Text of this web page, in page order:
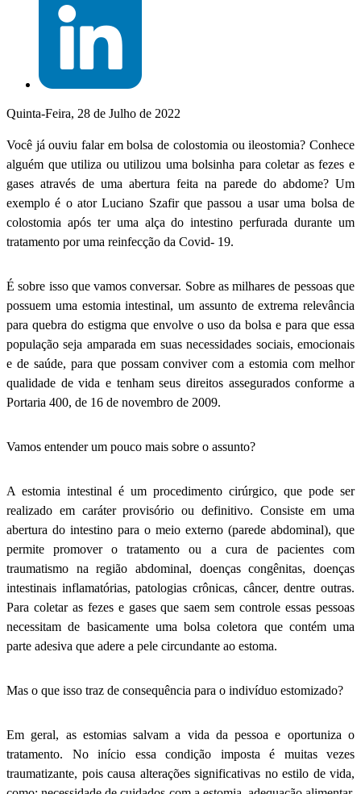
Quinta-Feira, 28 de Julho de 2022
Você já ouviu falar em bolsa de colostomia ou ileostomia? Conhece
alguém que utiliza ou utilizou uma bolsinha para coletar as fezes e
gases através de uma abertura feita na parede do abdome? Um
exemplo é o ator Luciano Szafir que passou a usar uma bolsa de
colostomia após ter uma alça do intestino perfurada durante um
tratamento por uma reinfecção da Covid- 19.
É sobre isso que vamos conversar. Sobre as milhares de pessoas que
possuem uma estomia intestinal, um assunto de extrema relevância
para quebra do estigma que envolve o uso da bolsa e para que essa
população seja amparada em suas necessidades sociais, emocionais
e de saúde, para que possam conviver com a estomia com melhor
qualidade de vida e tenham seus direitos assegurados conforme a
Portaria 400, de 16 de novembro de 2009.
Vamos entender um pouco mais sobre o assunto?
A estomia intestinal é um procedimento cirúrgico, que pode ser
realizado em caráter provisório ou definitivo. Consiste em uma
abertura do intestino para o meio externo (parede abdominal), que
permite promover o tratamento ou a cura de pacientes com
traumatismo na região abdominal, doenças congênitas, doenças
intestinais inflamatórias, patologias crônicas, câncer, dentre outras.
Para coletar as fezes e gases que saem sem controle essas pessoas
necessitam de basicamente uma bolsa coletora que contém uma
parte adesiva que adere a pele circundante ao estoma.
Mas o que isso traz de consequência para o indivíduo estomizado?
Em geral, as estomias salvam a vida da pessoa e oportuniza o
tratamento. No início essa condição imposta é muitas vezes
traumatizante, pois causa alterações significativas no estilo de vida,